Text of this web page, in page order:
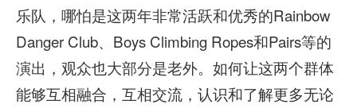
乐队，哪怕是这两年非常活跃和优秀的Rainbow
Danger Club、Boys Climbing Ropes和Pairs等的
演出，观众也大部分是老外。如何让这两个群体
能够互相融合，互相交流，认识和了解更多无论